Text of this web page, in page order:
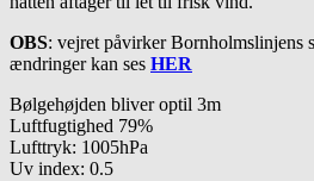
OBS: vejret påvirker Bornholmslinjens
ændringer kan ses HER
Bølgehøjden bliver optil 3m
Luftfugtighed 79%
Lufttryk: 1005hPa
Uv index: 0.5